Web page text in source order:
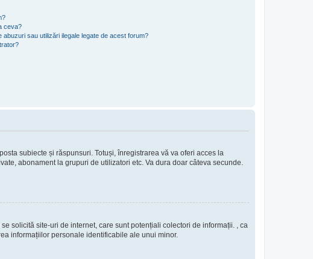
ceva?
abuzuri sau utilizări ilegale legate de acest forum?
subiecte și răspunsuri. Totuși, înregistrarea vă va oferi acces la
abonament la grupuri de utilizatori etc. Va dura doar câteva secunde.
solicită site-uri de internet, care sunt potențiali colectori de informații. , ca
informațiilor personale identificabile ale unui minor.